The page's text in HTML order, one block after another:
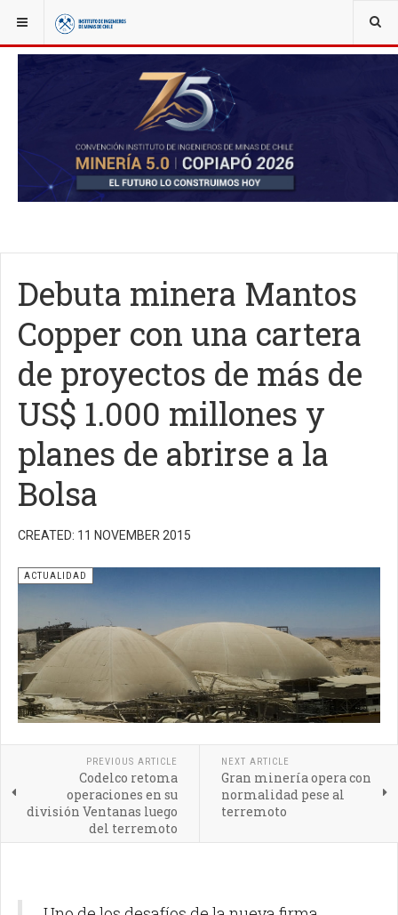
YOU ARE HERE: NOTICIAS
Debuta minera Mantos
Copper con una cartera
de proyectos de más de
US$ 1.000 millones y
planes de abrirse a la
Bolsa
CREATED: 11 NOVEMBER 2015
ACTUALIDAD
PREVIOUS ARTICLE
Codelco retoma
operaciones en su
división Ventanas luego
del terremoto
NEXT ARTICLE
Gran minería opera con
normalidad pese al
terremoto